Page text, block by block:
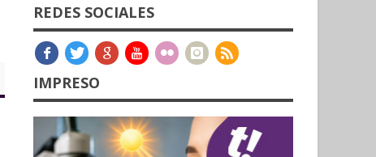
REDES SOCIALES
IMPRESO